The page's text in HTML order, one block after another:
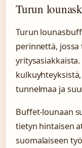
Turun
Turun
perinnettä,
tunnelmaa ja
Buffet-lounaan
tietyn hintaisen
suomalaiseen